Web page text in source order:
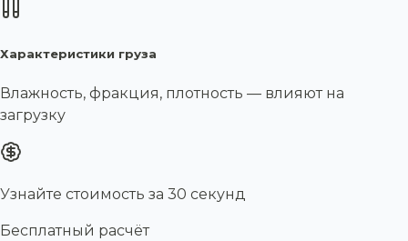
Характеристики груза
Влажность, фракция, плотность — влияют на
загрузку
Узнайте стоимость за 30 секунд
Бесплатный расчёт